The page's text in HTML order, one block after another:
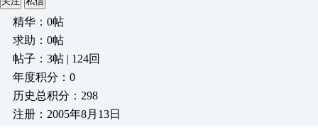
精华：0帖
求助：0帖
帖子：3帖 | 124回
年度积分：0
历史总积分：298
注册：2005年8月13日